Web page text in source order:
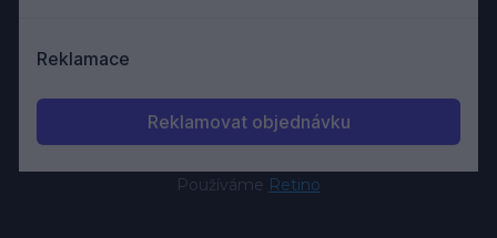
Používáme Retino